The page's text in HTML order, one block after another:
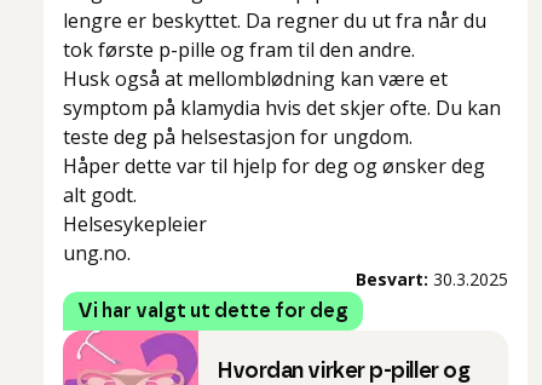
lengre er beskyttet. Da regner du ut fra når du
tok første p-pille og fram til den andre.
Husk også at mellomblødning kan være et
symptom på klamydia hvis det skjer ofte. Du kan
teste deg på helsestasjon for ungdom.
Håper dette var til hjelp for deg og ønsker deg
alt godt.
Helsesykepleier
ung.no.
Besvart: 30.3.2025
Vi har valgt ut dette for deg
Hvordan virker p-piller og